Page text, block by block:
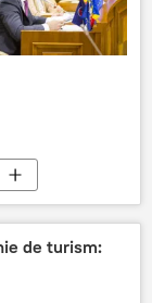
de turism: